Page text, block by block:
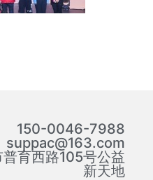
150-0046-7988
suppac@163.com
普育西路105号公益
新天地